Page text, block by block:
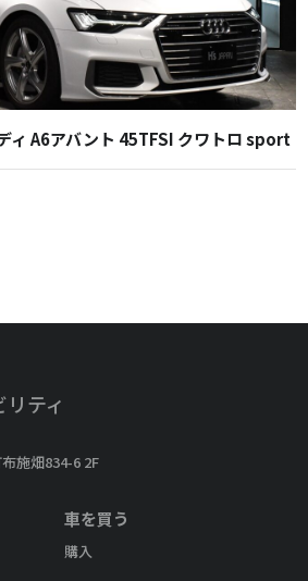
A6アバント 45TFSI クワトロ sport
ティ
施畑834-6 2F
車を買う
購入